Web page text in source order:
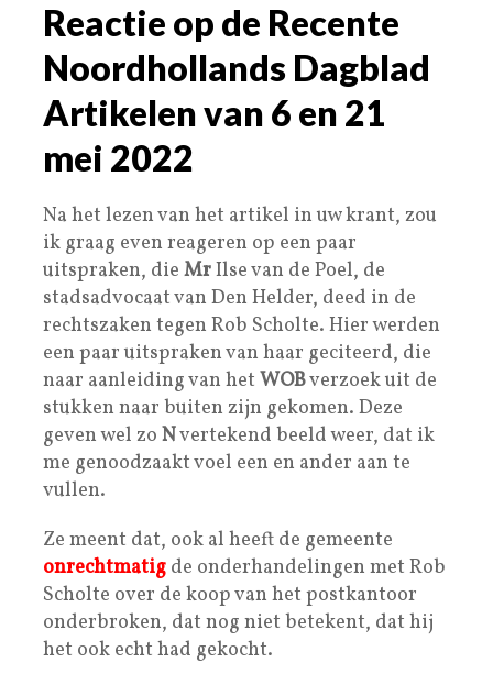
Reactie op de Recente
Noordhollands Dagblad
Artikelen van 6 en 21
mei 2022
Na het lezen van het artikel in uw krant, zou
ik graag even reageren op een paar
uitspraken, die MrIlse van de Poel, de
stadsadvocaat van Den Helder, deed in de
rechtszaken tegen Rob Scholte. Hier werden
een paar uitspraken van haar geciteerd, die
naar aanleiding van het WOBverzoek uit de
stukken naar buiten zijn gekomen. Deze
geven wel zo Nvertekend beeld weer, dat ik
me genoodzaakt voel een en ander aan te
vullen.
Ze meent dat, ook al heeft de gemeente
onrechtmatig de onderhandelingen met Rob
Scholte over de koop van het postkantoor
onderbroken, dat nog niet betekent, dat hij
het ook echt had gekocht.